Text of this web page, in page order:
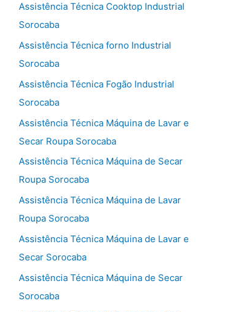
Assistência Técnica Cooktop Industrial
Sorocaba
Assistência Técnica forno Industrial
Sorocaba
Assistência Técnica Fogão Industrial
Sorocaba
Assistência Técnica Máquina de Lavar e
Secar Roupa Sorocaba
Assistência Técnica Máquina de Secar
Roupa Sorocaba
Assistência Técnica Máquina de Lavar
Roupa Sorocaba
Assistência Técnica Máquina de Lavar e
Secar Sorocaba
Assistência Técnica Máquina de Secar
Sorocaba